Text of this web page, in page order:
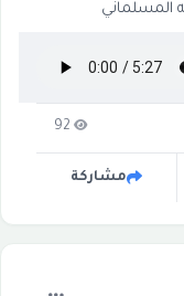
المسلماني
92
مشاركة